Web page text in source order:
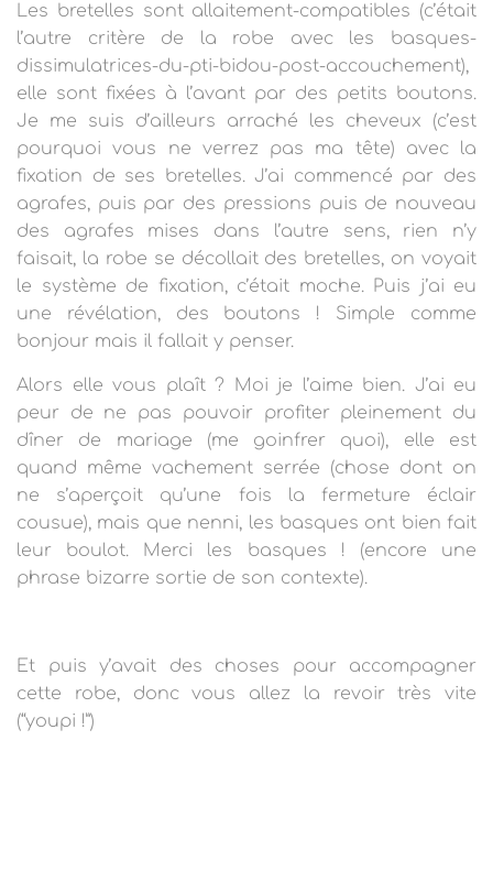
Les bretelles sont allaitement-compatibles (c’était
l’autre critère de la robe avec les basques-
dissimulatrices-du-pti-bidou-post-accouchement),
elle sont fixées à l’avant par des petits boutons.
Je me suis d’ailleurs arraché les cheveux (c’est
pourquoi vous ne verrez pas ma tête) avec la
fixation de ses bretelles. J’ai commencé par des
agrafes, puis par des pressions puis de nouveau
des agrafes mises dans l’autre sens, rien n’y
faisait, la robe se décollait des bretelles, on voyait
le système de fixation, c’était moche. Puis j’ai eu
une révélation, des boutons ! Simple comme
bonjour mais il fallait y penser.
Alors elle vous plaît ? Moi je l’aime bien. J’ai eu
peur de ne pas pouvoir profiter pleinement du
dîner de mariage (me goinfrer quoi), elle est
quand même vachement serrée (chose dont on
ne s’aperçoit qu’une fois la fermeture éclair
cousue), mais que nenni, les basques ont bien fait
leur boulot. Merci les basques ! (encore une
phrase bizarre sortie de son contexte).
Et puis y’avait des choses pour accompagner
cette robe, donc vous allez la revoir très vite
(“youpi !”)